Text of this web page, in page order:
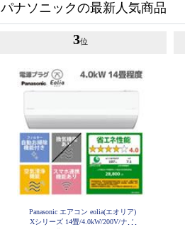
パナソニックの最新人気商品
3位
Panasonic エアコン eolia(エオリア)
Xシリーズ 14畳/4.0kW/200V/ナノ